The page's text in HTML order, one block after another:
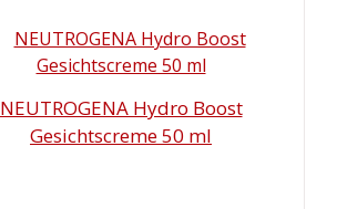
10,24 €9,79 €.
NEUTROGENA Hydro Boost
Gesichtscreme 50 ml